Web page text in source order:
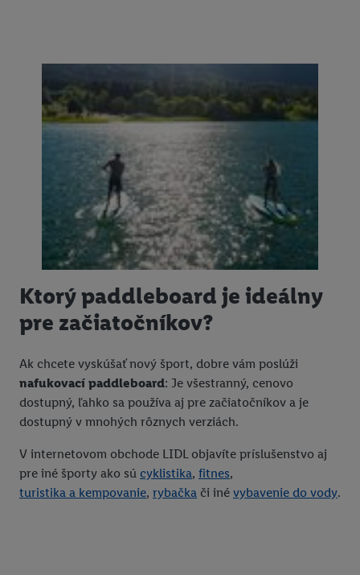
Ktorý paddleboard je ideálny
pre začiatočníkov?
Ak chcete vyskúšať nový šport, dobre vám poslúži
nafukovací paddleboard: Je všestranný, cenovo
dostupný, ľahko sa používa aj pre začiatočníkov a je
dostupný v mnohých rôznych verziách.
V internetovom obchode LIDL objavíte príslušenstvo aj
pre iné športy ako sú cyklistika, fitnes,
turistika a kempovanie, rybačka či iné vybavenie do vody.